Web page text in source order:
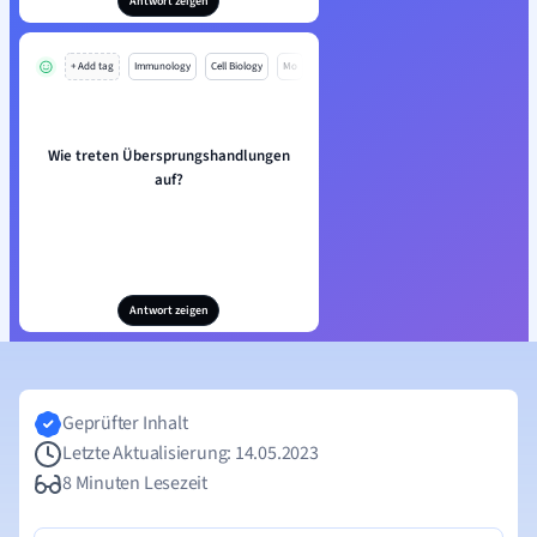
+ Add tag Immunology Cell Biology Mo
Wie treten Übersprungshandlungen
auf?
Antwort zeigen
Geprüfter Inhalt
Letzte Aktualisierung: 14.05.2023
8 Minuten Lesezeit